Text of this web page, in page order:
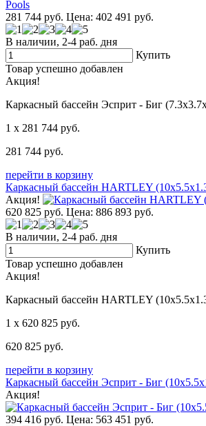
281 744 руб. Цена: 402 491 руб.
В наличии, 2-4 раб. дня
Купить
Товар успешно добавлен
Акция!
Каркасный бассейн Эсприт - Биг
1 x 281 744 руб.
281 744 руб.
перейти в корзину
Каркасный бассейн HARTLEY
Акция!
620 825 руб. Цена: 886 893 руб.
В наличии, 2-4 раб. дня
Купить
Товар успешно добавлен
Акция!
Каркасный бассейн HARTLEY
1 x 620 825 руб.
620 825 руб.
перейти в корзину
Каркасный бассейн Эсприт - Биг
Акция!
394 416 руб. Цена: 563 451 руб.